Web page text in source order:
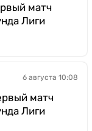
матч
Лиги
6 августа 10:08
матч
Лиги